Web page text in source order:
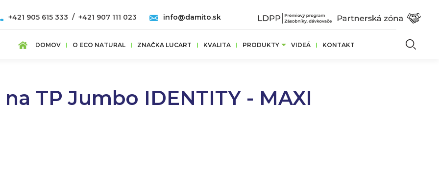
DOMOV O ECO NATURAL ZNAČKA LUCART KVALITA PRODUKTY VIDEÁ KONTAKT
+421 905 615 333 / +421 907 111 023 info@damito.sk
TP Jumbo IDENTITY - MAXI